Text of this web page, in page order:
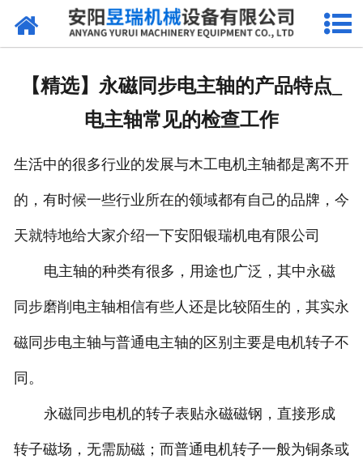
网站首页
联系我们
【精选】永磁同步电主轴的产品特点_
电主轴常见的检查工作
生活中的很多行业的发展与木工电机主轴都是离不开
的，有时候一些行业所在的领域都有自己的品牌，今
天就特地给大家介绍一下安阳银瑞机电有限公司
电主轴的种类有很多，用途也广泛，其中永磁
同步磨削电主轴相信有些人还是比较陌生的，其实永
磁同步电主轴与普通电主轴的区别主要是电机转子不
同。
永磁同步电机的转子表贴永磁磁钢，直接形成
转子磁场，无需励磁；而普通电机转子一般为铜条或